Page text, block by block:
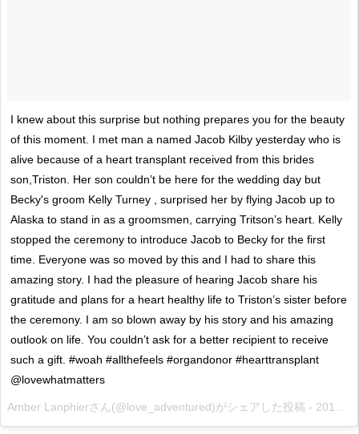
I knew about this surprise but nothing prepares you for the beauty
of this moment. I met man a named Jacob Kilby yesterday who is
alive because of a heart transplant received from this brides
son,Triston. Her son couldn’t be here for the wedding day but
Becky's groom Kelly Turney , surprised her by flying Jacob up to
Alaska to stand in as a groomsmen, carrying Tritson’s heart. Kelly
stopped the ceremony to introduce Jacob to Becky for the first
time. Everyone was so moved by this and I had to share this
amazing story. I had the pleasure of hearing Jacob share his
gratitude and plans for a heart healthy life to Triston’s sister before
the ceremony. I am so blown away by his story and his amazing
outlook on life. You couldn’t ask for a better recipient to receive
such a gift. #woah #allthefeels #organdonor #hearttransplant
@lovewhatmatters
Amber Lanphierさん(@love_adventured)がシェアした投稿 - 2017 7月 8 9:16午後 PDT